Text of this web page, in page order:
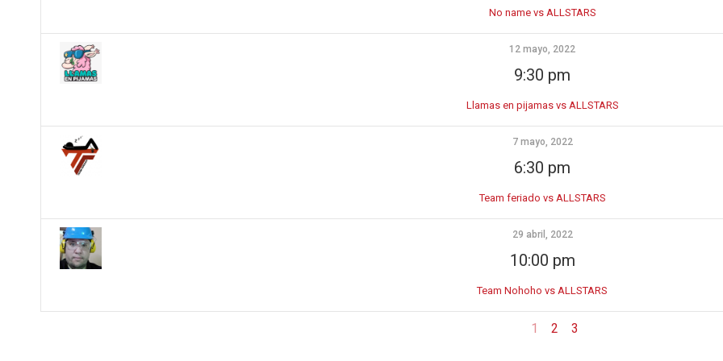
No name vs ALLSTARS
12 mayo, 2022
9:30 pm
Llamas en pijamas vs ALLSTARS
7 mayo, 2022
6:30 pm
Team feriado vs ALLSTARS
29 abril, 2022
10:00 pm
Team Nohoho vs ALLSTARS
1 2 3